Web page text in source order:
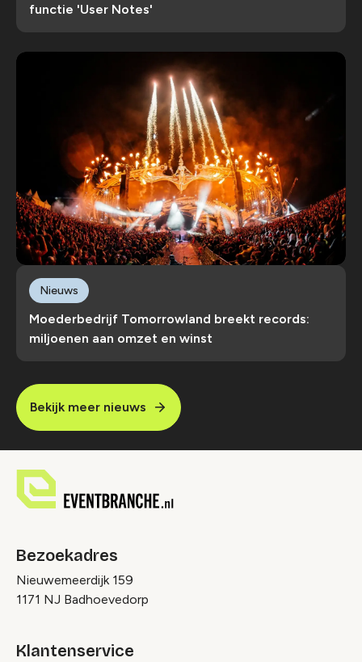
functie 'User Notes'
Moederbedrijf Tomorrowland breekt records:
miljoenen aan omzet en winst
Nieuws
Bekijk meer nieuws
Bezoekadres
Nieuwemeerdijk 159
1171 NJ Badhoevedorp
Klantenservice